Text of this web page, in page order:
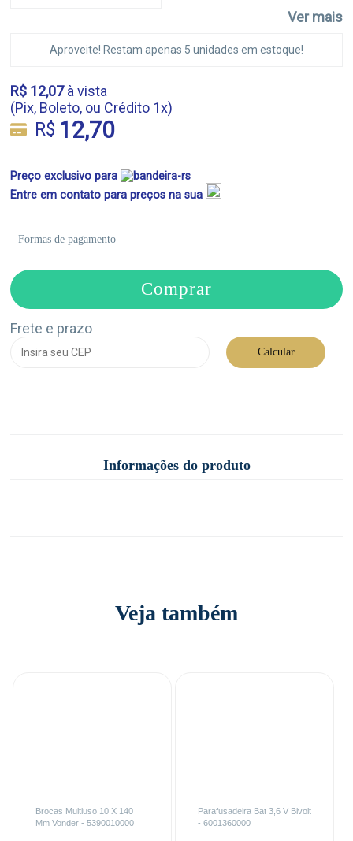
Ver mais
Aproveite! Restam apenas 5 unidades em estoque!
R$ 12,07 à vista
(Pix, Boleto, ou Crédito 1x)
R$ 12,70
Preço exclusivo para
Entre em contato para preços na sua
Formas de pagamento
Comprar
Frete e prazo
Calcular
Informações do produto
Veja também
Brocas Multiuso 10 X 140
Mm Vonder - 5390010000
Parafusadeira Bat 3,6 V Bivolt
- 6001360000